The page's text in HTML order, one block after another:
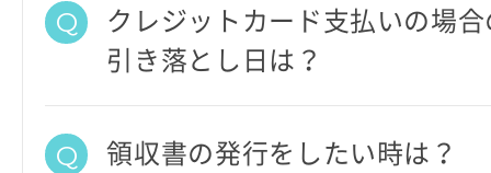
クレジットカード支払いの場
引き落とし日は？
領収書の発行をしたい時は？